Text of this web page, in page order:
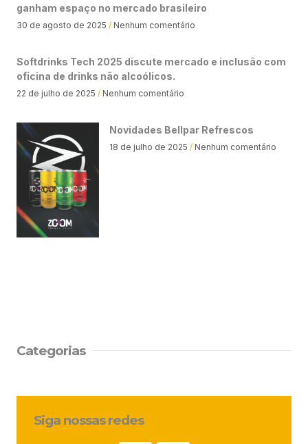
ganham espaço no mercado brasileiro
30 de agosto de 2025 Nenhum comentário
Softdrinks Tech 2025 discute mercado e inclusão com
oficina de drinks não alcoólicos.
22 de julho de 2025 Nenhum comentário
Novidades Bellpar Refrescos
18 de julho de 2025 Nenhum comentário
Categorias
Siga nossas redes